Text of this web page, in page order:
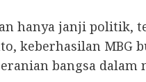
hanya janji politik,
keberhasilan MBG
bangsa dalam